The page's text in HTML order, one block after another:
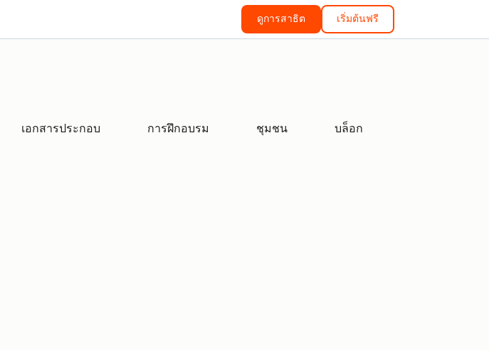
ดูการสาธิต เริ่มต้นฟรี
เอกสารประกอบ การฝึกอบรม ชุมชน บล็อก